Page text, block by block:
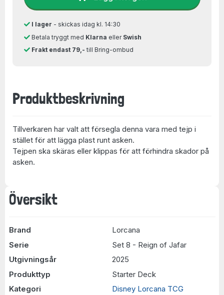
Översikt
Brand
Lorcana
Serie
Set 8 - Reign of Jafar
Utgivningsår
2025
Produkttyp
Starter Deck
Kategori
Disney Lorcana TCG
I lager - skickas idag kl. 14:30
Betala tryggt med Klarna eller Swish
Frakt endast 79,- till Bring-ombud
Produktbeskrivning
Tillverkaren har valt att försegla denna vara med tejp i
stället för att lägga plast runt asken.
Tejpen ska skäras eller klippas för att förhindra skador på
asken.